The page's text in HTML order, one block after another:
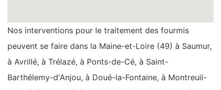
Nos interventions pour le traitement des fourmis
peuvent se faire dans la Maine-et-Loire (49) à Saumur,
à Avrillé, à Trélazé, à Ponts-de-Cé, à Saint-
Barthélemy-d'Anjou, à Doué-la-Fontaine, à Montreuil-